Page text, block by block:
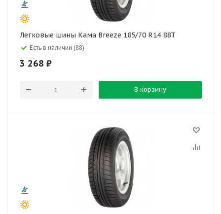
Легковые шины Кама Breeze 185/70 R14 88T
Есть в наличии (88)
3 268 ₽
В корзину